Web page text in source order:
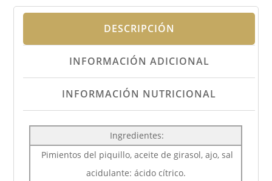
DESCRIPCIÓN
INFORMACIÓN ADICIONAL
INFORMACIÓN NUTRICIONAL
Ingredientes:
Pimientos del piquillo, aceite de girasol, ajo, sal
acidulante: ácido cítrico.